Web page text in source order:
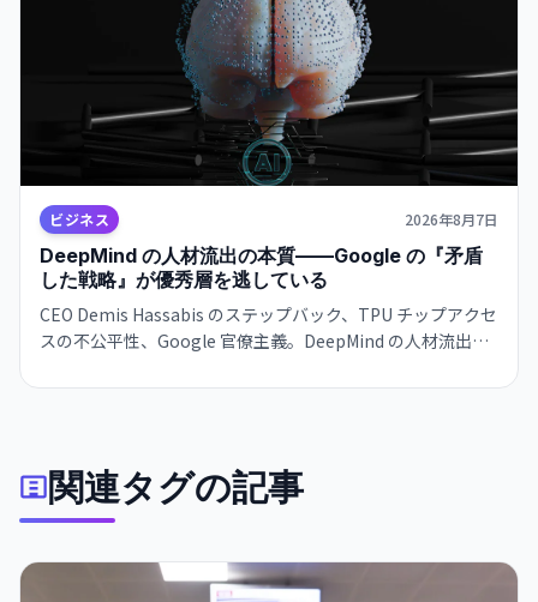
ビジネス 2026年8月7日
DeepMind の人材流出の本質——Google の『矛盾
した戦略』が優秀層を逃している
CEO Demis Hassabis のステップバック、TPU チップアクセ
スの不公平性、Google 官僚主義。DeepMind の人材流出は
盾を示唆している。
関連タグの記事